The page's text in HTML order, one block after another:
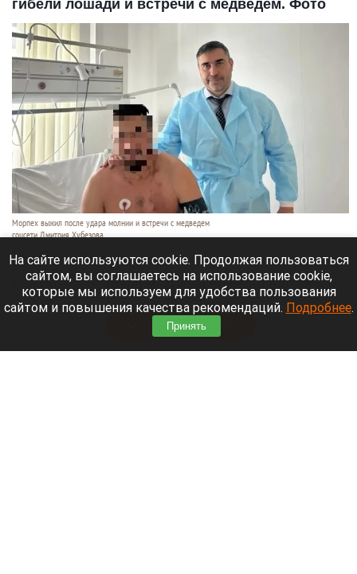
гибели лошади и встречи с медведем. Фото
Морпех выжил после удара молнии и встречи с медведем
соцсети Дмитрия Хубезова
7 августа 2026 в 22:15
Морской пехотинец, который приехал в отпуск на
Алтай, пережил чудовищную серию событий.
Читать полностью
На сайте используются cookie. Продолжая пользоваться
сайтом, вы соглашаетесь на использование cookie,
которые мы используем для удобства пользования
сайтом и повышения качества рекомендаций. Подробнее.
Принять